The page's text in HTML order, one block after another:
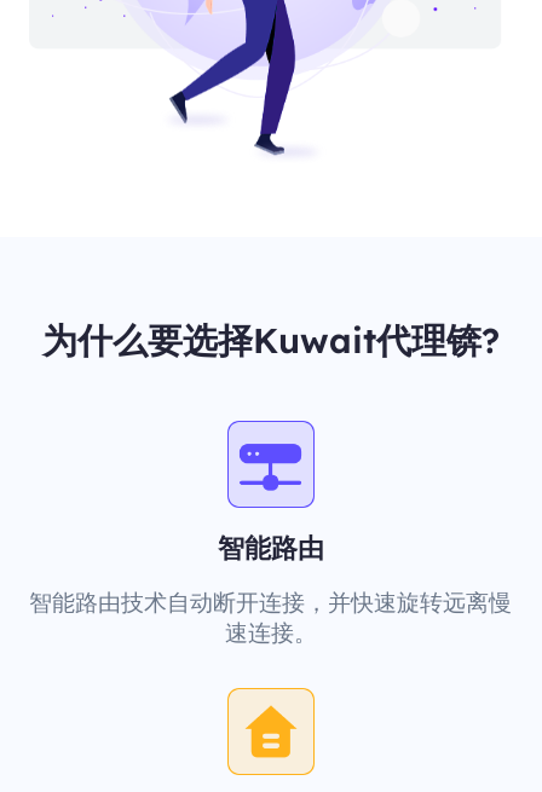
为什么要选择Kuwait代理锛?
智能路由
智能路由技术自动断开连接，并快速旋转远离慢
速连接。